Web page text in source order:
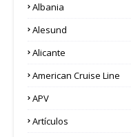
Albania
Alesund
Alicante
American Cruise Line
APV
Artículos